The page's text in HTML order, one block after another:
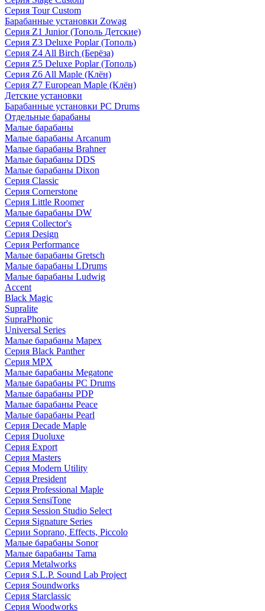
Серия Tour Custom
Барабанные установки Zowag
Серия Z1 Junior (Тополь Детские)
Серия Z3 Deluxe Poplar (Тополь)
Серия Z4 All Birch (Берёза)
Серия Z5 Deluxe Poplar (Тополь)
Серия Z6 All Maple (Клён)
Серия Z7 European Maple (Клён)
Детские установки
Барабанные установки PC Drums
Отдельные барабаны
Малые барабаны
Малые барабаны Arcanum
Малые барабаны Brahner
Малые барабаны DDS
Малые барабаны Dixon
Серия Classic
Серия Cornerstone
Серия Little Roomer
Малые барабаны DW
Серия Collector's
Серия Design
Серия Performance
Малые барабаны Gretsch
Малые барабаны LDrums
Малые барабаны Ludwig
Accent
Black Magic
Supralite
SupraPhonic
Universal Series
Малые барабаны Mapex
Серия Black Panther
Серия MPX
Малые барабаны Megatone
Малые барабаны PC Drums
Малые барабаны PDP
Малые барабаны Peace
Малые барабаны Pearl
Серия Decade Maple
Серия Duoluxe
Серия Export
Серия Masters
Серия Modern Utility
Серия President
Серия Professional Maple
Серия SensiTone
Серия Session Studio Select
Серия Signature Series
Серии Soprano, Effects, Piccolo
Малые барабаны Sonor
Малые барабаны Tama
Серия Metalworks
Серия S.L.P. Sound Lab Project
Серия Soundworks
Серия Starclassic
Серия Woodworks